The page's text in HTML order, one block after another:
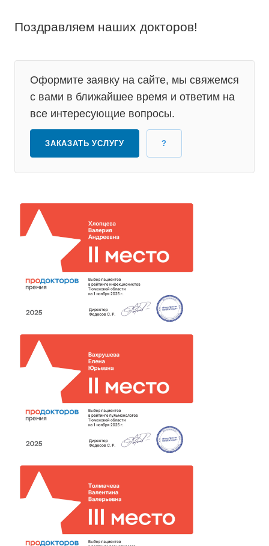
Поздравляем наших докторов!
Оформите заявку на сайте, мы свяжемся
с вами в ближайшее время и ответим на
все интересующие вопросы.
ЗАКАЗАТЬ УСЛУГУ ?